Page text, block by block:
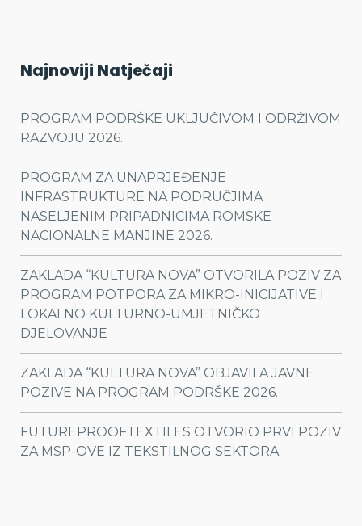
Najnoviji Natječaji
PROGRAM PODRŠKE UKLJUČIVOM I ODRŽIVOM
RAZVOJU 2026.
PROGRAM ZA UNAPRJEĐENJE
INFRASTRUKTURE NA PODRUČJIMA
NASELJENIM PRIPADNICIMA ROMSKE
NACIONALNE MANJINE 2026.
ZAKLADA “KULTURA NOVA” OTVORILA POZIV ZA
PROGRAM POTPORA ZA MIKRO-INICIJATIVE I
LOKALNO KULTURNO-UMJETNIČKO
DJELOVANJE
ZAKLADA “KULTURA NOVA” OBJAVILA JAVNE
POZIVE NA PROGRAM PODRŠKE 2026.
FUTUREPROOFTEXTILES OTVORIO PRVI POZIV
ZA MSP-OVE IZ TEKSTILNOG SEKTORA